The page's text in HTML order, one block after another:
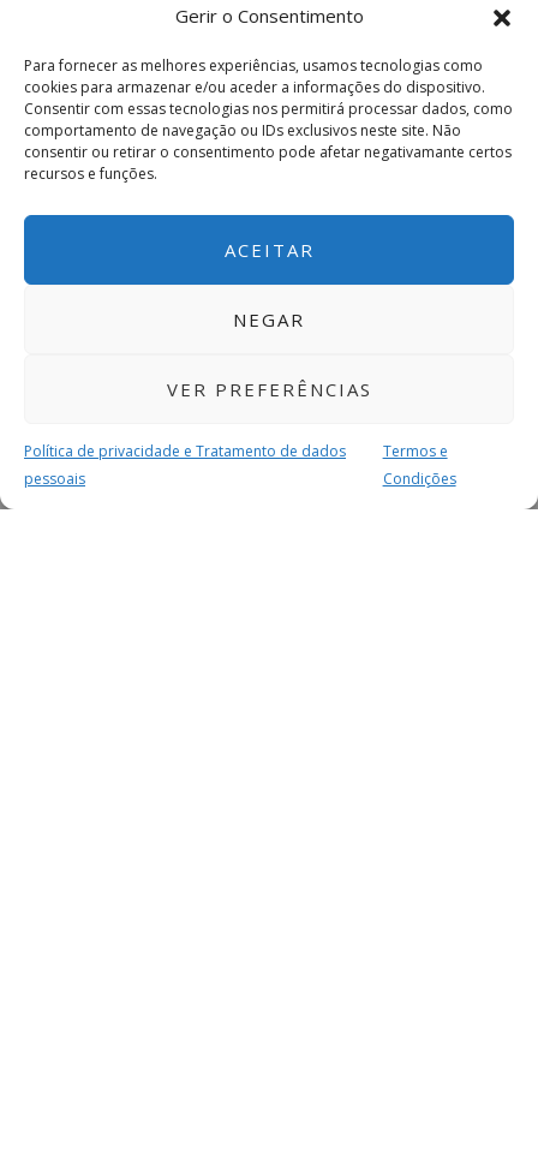
Gerir o Consentimento
Para fornecer as melhores experiências, usamos tecnologias como
cookies para armazenar e/ou aceder a informações do dispositivo.
Consentir com essas tecnologias nos permitirá processar dados, como
comportamento de navegação ou IDs exclusivos neste site. Não
consentir ou retirar o consentimento pode afetar negativamante certos
recursos e funções.
ACEITAR
NEGAR
VER PREFERÊNCIAS
Política de privacidade e Tratamento de dados
pessoais
Termos e
Condições